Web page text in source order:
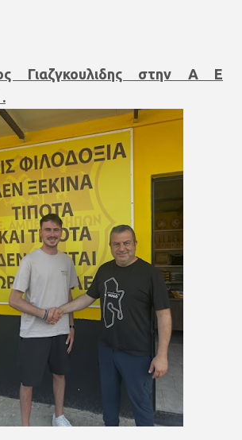
Γιαζγκουλιδης στην Α Ε